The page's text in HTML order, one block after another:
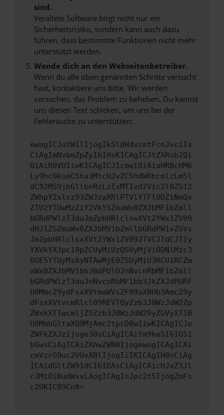
sind.
Veraltete Software birgt nicht nur ein
Sicherheitsrisiko, sondern kann auch dazu
führen, dass bestimmte Funktionen nicht mehr
unterstützt werden.
Wende dich an den Webseitenbetreiber.
Wenn du alle oben genannten Schritte versucht
hast, kontaktiere uns bitte. Wir werden
versuchen, das Problem zu beheben. Du kannst
uns diesen Text schicken, um uns bei der
Fehlersuche zu unterstützen:
ewogICJuYW1lIjogIk5ldHdvcmtFcnJvciIs
CiAgImNvbmZpZyI6IHsKICAgICJtZXRob2Qi
OiAiR0VUIiwKICAgICJ1cmwiOiAiaHR0cHM6
Ly9hcGkueC5ha3MtcHJvZC5hdWRhcmlzLm5l
dC92MS9jbGllbnRzLzIxMTIvd2Vic2l0ZS12
ZWhpY2xlcz93ZWJzaXRlPTVlYTFlODZiNmQx
ZTU2YTUwMzZiY2VkYSZmaWx0ZXJbMF1bZmll
bGRdPWlzT3duJmZpbHRlclswXVt2YWx1ZV09
dHJ1ZSZmaWx0ZXJbMV1bZmllbGRdPW1vZGVs
JmZpbHRlclsxXVt2YWx1ZV09JTVCJTdCJTIy
YXVkYXJpc19pZCUyMiUzQSUyMjViODNlMzc3
OGE5YTUyMzAyNTAwMjE0ZSUyMiU3RCU1RCZm
aWx0ZXJbMV1bb3BdPUlOJnNvcnRbMF1bZmll
bGRdPWlzT3duJnNvcnRbMF1bb3JkZXJdPURF
U0Mmc29ydFsxXVtmaWVsZF09aXNUb3Amc29y
dFsxXVtvcmRlcl09REVTQyZzb3J0WzJdW2Zp
ZWxkXT1wcmljZSZzb3J0WzJdW29yZGVyXT1B
U0MmbGltaXQ9MjAmc2tpcD0wIiwKICAgICJo
ZWFkZXJzIjoge30sCiAgICAiYm9keSI6IG51
bGwsCiAgICAiZXhwZWN0IjogewogICAgICAi
cmVzcG9uc2VUeXBlIjogIiIKICAgIH0sCiAg
ICAidGltZW91dCI6IDAsCiAgICAicHJvZ3Jl
c3MiOiBudWxsLAogICAgInJpc2t5IjogZmFs
c2UKICB9Cn0=